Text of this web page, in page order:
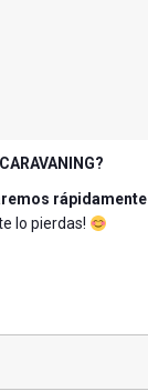
rápidamente
lo pierdas!